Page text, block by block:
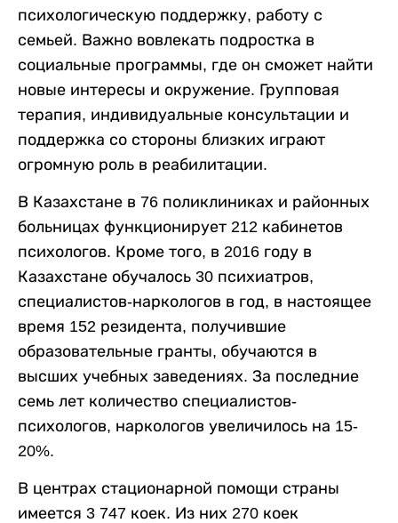
психологическую поддержку, работу с
семьей. Важно вовлекать подростка в
социальные программы, где он сможет найти
новые интересы и окружение. Групповая
терапия, индивидуальные консультации и
поддержка со стороны близких играют
огромную роль в реабилитации.
В Казахстане в 76 поликлиниках и районных
больницах функционирует 212 кабинетов
психологов. Кроме того, в 2016 году в
Казахстане обучалось 30 психиатров,
специалистов-наркологов в год, в настоящее
время 152 резидента, получившие
образовательные гранты, обучаются в
высших учебных заведениях. За последние
семь лет количество специалистов-
психологов, наркологов увеличилось на 15-
20%.
В центрах стационарной помощи страны
имеется 3 747 коек. Из них 270 коек